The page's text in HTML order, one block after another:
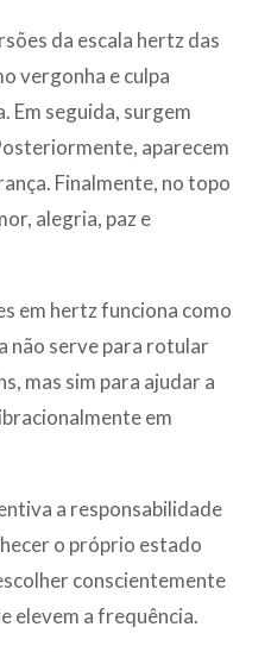
da escala hertz das
vergonha e culpa
Em seguida, surgem
aparecem
Finalmente, no topo
alegria, paz e
em hertz funciona como
não serve para rotular
mas sim para ajudar a
em
a responsabilidade
o próprio estado
conscientemente
elevem a frequência.